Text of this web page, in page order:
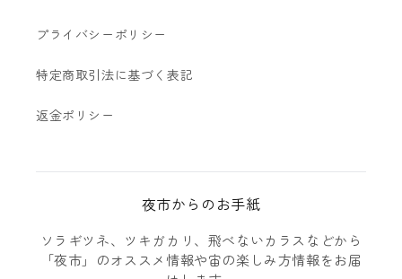
プライバシーポリシー
特定商取引法に基づく表記
返金ポリシー
夜市からのお手紙
ソラギツネ、ツキガカリ、飛べないカラスなどから
「夜市」のオススメ情報や宙の楽しみ方情報をお届